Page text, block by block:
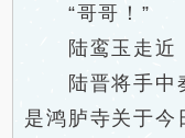
“哥哥！”
陆鸾玉走近，
陆晋将手中奏
是鸿胪寺关于今